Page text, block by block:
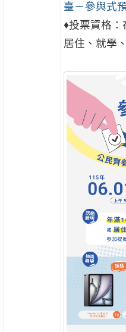
臺－參與式
♦投票資格：
居住、就學